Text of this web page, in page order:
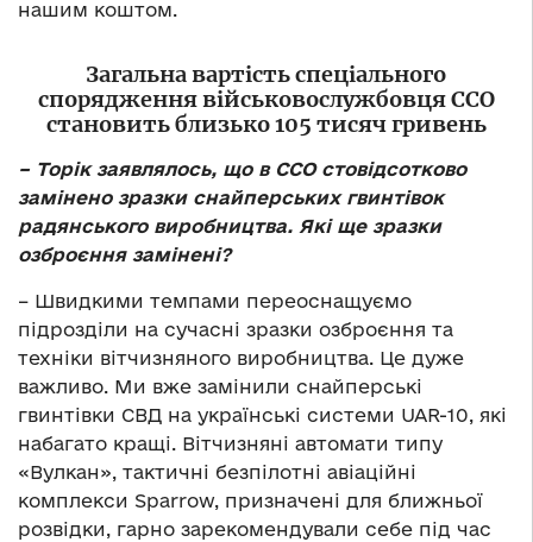
нашим коштом.
Загальна вартість спеціального
спорядження військовослужбовця ССО
становить близько 105 тисяч гривень
– Торік заявлялось, що в ССО стовідсотково
замінено зразки снайперських гвинтівок
радянського виробництва. Які ще зразки
озброєння замінені?
– Швидкими темпами переоснащуємо
підрозділи на сучасні зразки озброєння та
техніки вітчизняного виробництва. Це дуже
важливо. Ми вже замінили снайперські
гвинтівки СВД на українські системи UAR-10, які
набагато кращі. Вітчизняні автомати типу
«Вулкан», тактичні безпілотні авіаційні
комплекси Sparrow, призначені для ближньої
розвідки, гарно зарекомендували себе під час